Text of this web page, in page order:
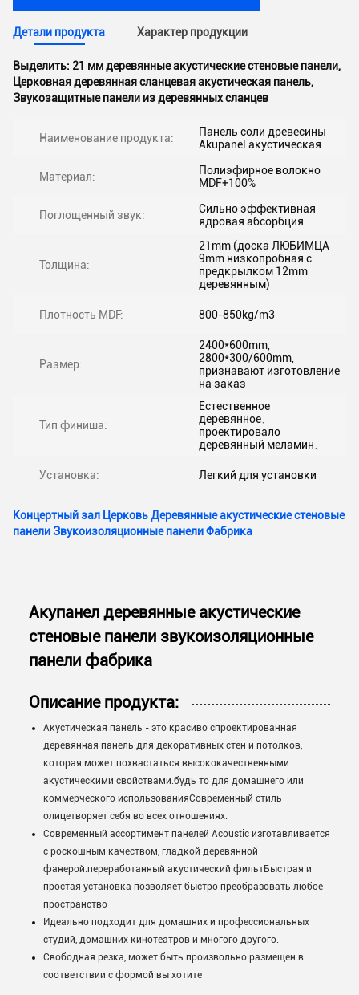
Детали продукта Характер продукции
Выделить: 21 мм деревянные акустические стеновые панели,
Церковная деревянная сланцевая акустическая панель,
Звукозащитные панели из деревянных сланцев
Наименование продукта:
Панель соли древесины
Akupanel акустическая
Материал:
Полиэфирное волокно
MDF+100%
Поглощенный звук:
Сильно эффективная
ядровая абсорбция
Толщина:
21mm (доска ЛЮБИМЦА
9mm низкопробная с
предкрылком 12mm
деревянным)
Плотность MDF: 800-850kg/m3
Размер:
2400*600mm,
2800*300/600mm,
признавают изготовление
на заказ
Тип финиша:
Естественное
деревянное、
проектировало
деревянный меламин、
Установка: Легкий для установки
Концертный зал Церковь Деревянные акустические стеновые
панели Звукоизоляционные панели Фабрика
Акупанел деревянные акустические
стеновые панели звукоизоляционные
панели фабрика
Описание продукта:
Акустическая панель - это красиво спроектированная
деревянная панель для декоративных стен и потолков,
которая может похвастаться высококачественными
акустическими свойствами.будь то для домашнего или
коммерческого использованияСовременный стиль
олицетворяет себя во всех отношениях.
Современный ассортимент панелей Acoustic изготавливается
с роскошным качеством, гладкой деревянной
фанерой.переработанный акустический фильтБыстрая и
простая установка позволяет быстро преобразовать любое
пространство
Идеально подходит для домашних и профессиональных
студий, домашних кинотеатров и многого другого.
Свободная резка, может быть произвольно размещен в
соответствии с формой вы хотите